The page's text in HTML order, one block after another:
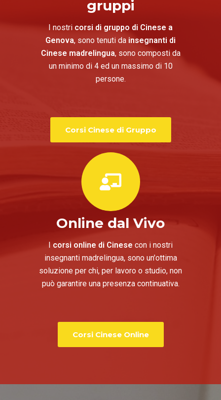
gruppi
I nostri corsi di gruppo di Cinese a
Genova, sono tenuti da insegnanti di
Cinese madrelingua, sono composti da
un minimo di 4 ed un massimo di 10
persone.
Corsi Cinese di Gruppo
Online dal Vivo
I corsi online di Cinese con i nostri
insegnanti madrelingua, sono un'ottima
soluzione per chi, per lavoro o studio, non
può garantire una presenza continuativa.
Corsi Cinese Online